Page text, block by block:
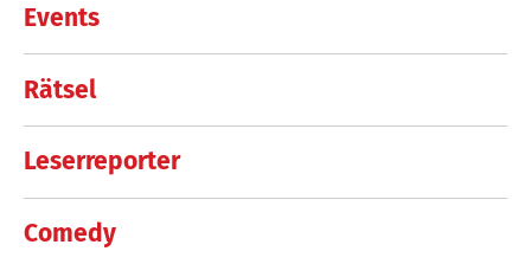
Events
Rätsel
Leserreporter
Comedy